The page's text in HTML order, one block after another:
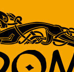
Inhalt
springen